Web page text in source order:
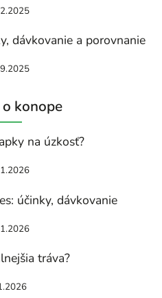
dávkovanie a porovnanie
konope
na úzkosť?
účinky, dávkovanie
tráva?